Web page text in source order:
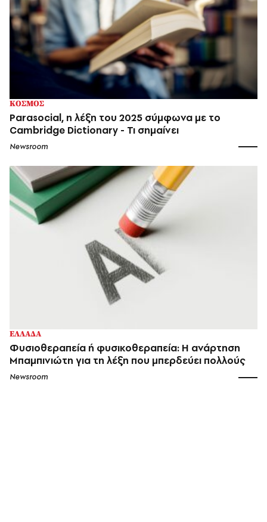
ΚΟΣΜΟΣ
Parasocial, η λέξη του 2025 σύμφωνα με το
Cambridge Dictionary - Τι σημαίνει
Newsroom
ΕΛΛΑΔΑ
Φυσιοθεραπεία ή φυσικοθεραπεία: Η ανάρτηση
Μπαμπινιώτη για τη λέξη που μπερδεύει πολλούς
Newsroom